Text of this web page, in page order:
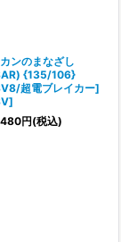
カンのまなざし
{135/106}
超電ブレイカー]
円(税込)